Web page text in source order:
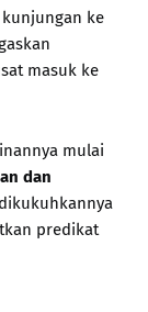
ke
masuk ke
mulai
dan
predikat